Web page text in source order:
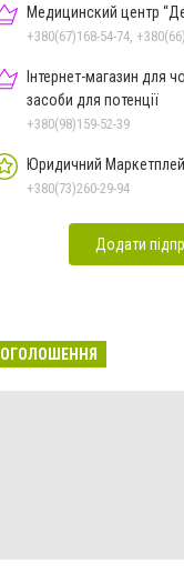
Медицинский центр
+380(67)168-54-74,
Інтернет-магазин для
засоби для потенції
+380(98)159-52-39
Юридичний
+380(73)260-29-94
Додати
ОГОЛОШЕННЯ